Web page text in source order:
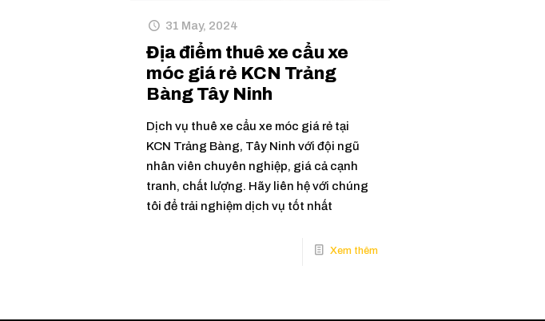
31 May, 2024
Địa điểm thuê xe cẩu xe
móc giá rẻ KCN Trảng
Bàng Tây Ninh
Dịch vụ thuê xe cẩu xe móc giá rẻ tại
KCN Trảng Bàng, Tây Ninh với đội ngũ
nhân viên chuyên nghiệp, giá cả cạnh
tranh, chất lượng. Hãy liên hệ với chúng
tôi để trải nghiệm dịch vụ tốt nhất